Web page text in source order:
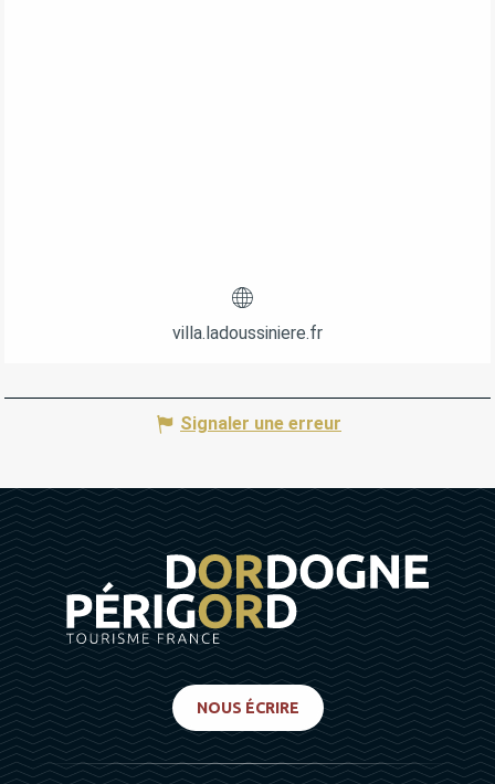
villa.ladoussiniere.fr
Signaler une erreur
NOUS ÉCRIRE